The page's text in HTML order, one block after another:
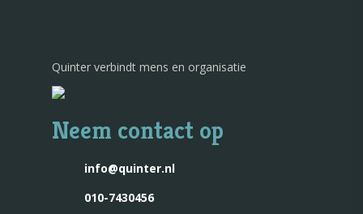
Quinter verbindt mens en organisatie
Neem contact op
info@quinter.nl
010-7430456